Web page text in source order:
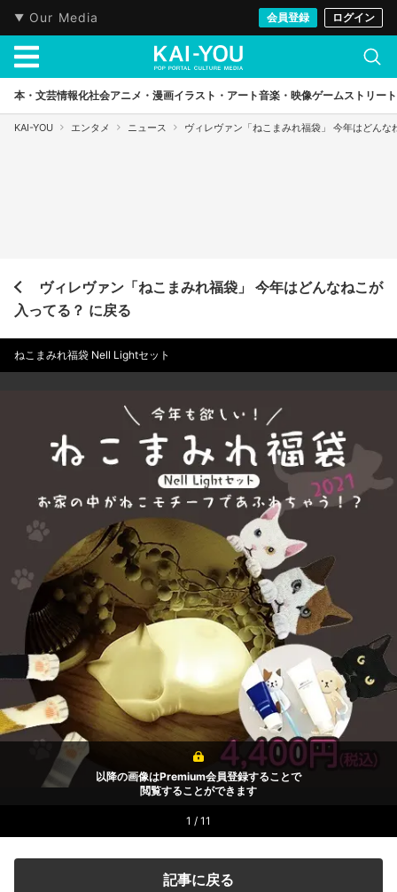
Our Media 会員登録 ログイン
本・文芸情報化社会アニメ・漫画イラスト・アート音楽・映像ゲームストリート
KAI-YOU エンタメ ニュース ヴィレヴァン「ねこまみれ福袋」 今年はどんな
ヴィレヴァン「ねこまみれ福袋」 今年はどんなねこが
入ってる？ に戻る
ねこまみれ福袋 Nell Lightセット
以降の画像はPremium会員登録することで
閲覧することができます
1 / 11
記事に戻る